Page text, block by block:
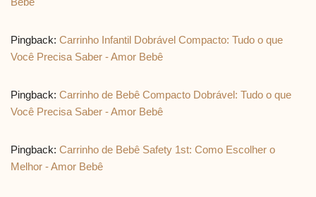
Pingback: Carrinho Infantil Dobrável Compacto: Tudo o que
Você Precisa Saber - Amor Bebê
Pingback: Carrinho de Bebê Compacto Dobrável: Tudo o que
Você Precisa Saber - Amor Bebê
Pingback: Carrinho de Bebê Safety 1st: Como Escolher o
Melhor - Amor Bebê